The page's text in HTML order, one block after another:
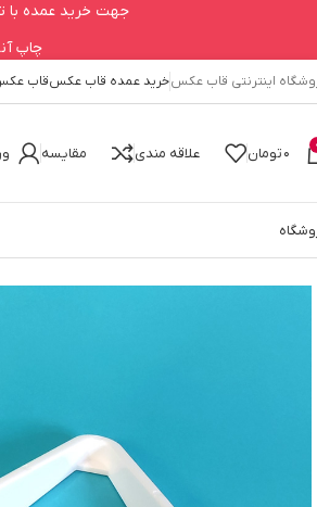
اینترنتی قاب عکسخرید عمده قاب عکسقاب
0تومان علاقه مندی مقایسه
جهت خرید عمده با تخفیف
چاپ